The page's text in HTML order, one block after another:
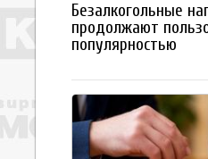
Безалкогольные
продолжают
популярностью